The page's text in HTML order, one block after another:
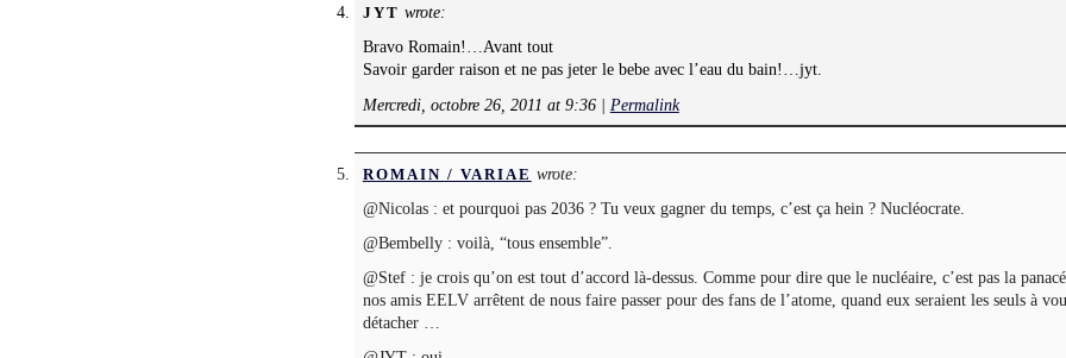
JYT wrote:
Bravo Romain!…Avant tout
Savoir garder raison et ne pas jeter le bebe avec l’eau du bain!…jyt.
Mercredi, octobre 26, 2011 at 9:36 | Permalink
ROMAIN / VARIAE wrote:
@Nicolas : et pourquoi pas 2036 ? Tu veux gagner du temps, c’est ça hein ? Nucléocrate.
@Bembelly : voilà, “tous ensemble”.
@Stef : je crois qu’on est tout d’accord là-dessus. Comme pour dire que le nucléaire, c’est pas la
nos amis EELV arrêtent de nous faire passer pour des fans de l’atome, quand eux seraient les seuls à
détacher …